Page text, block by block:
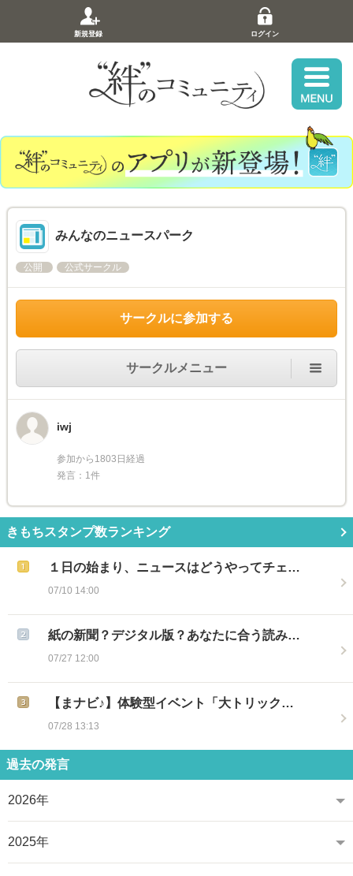
新規登録 ログイン
みんなのニュースパーク
公開 公式サークル
サークルに参加する
サークルメニュー
iwj
参加から1803日経過
発言：1件
きもちスタンプ数ランキング
１日の始まり、ニュースはどうやってチェ…
07/10 14:00
紙の新聞？デジタル版？あなたに合う読み…
07/27 12:00
【まナビ♪】体験型イベント「大トリック…
07/28 13:13
過去の発言
2026年
2025年